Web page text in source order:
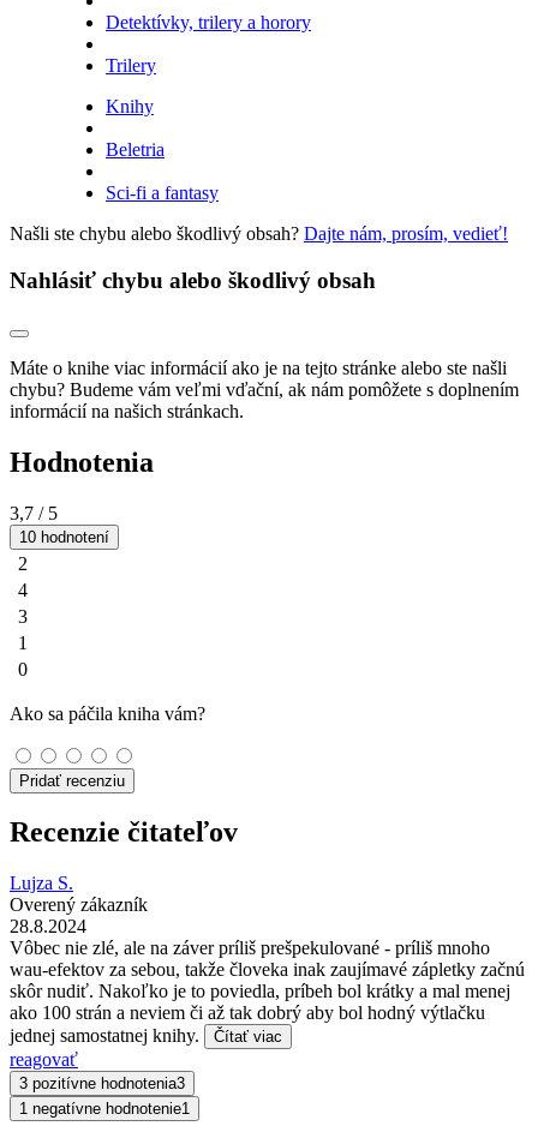
Detektívky, trilery a horory
Trilery
Knihy
Beletria
Sci-fi a fantasy
Našli ste chybu alebo škodlivý obsah? Dajte nám, prosím, vedieť!
Nahlásiť chybu alebo škodlivý obsah
Máte o knihe viac informácií ako je na tejto stránke alebo ste našli
chybu? Budeme vám veľmi vďační, ak nám pomôžete s doplnením
informácií na našich stránkach.
Hodnotenia
3,7 / 5
10 hodnotení
2
4
3
1
0
Ako sa páčila kniha vám?
Pridať recenziu
Recenzie čitateľov
Lujza S.
Overený zákazník
28.8.2024
Vôbec nie zlé, ale na záver príliš prešpekulované - príliš mnoho
wau-efektov za sebou, takže človeka inak zaujímavé zápletky začnú
skôr nudiť. Nakoľko je to poviedla, príbeh bol krátky a mal menej
ako 100 strán a neviem či až tak dobrý aby bol hodný výtlačku
jednej samostatnej knihy.
Čítať viac
reagovať
3 pozitívne hodnotenia3
1 negatívne hodnotenie1